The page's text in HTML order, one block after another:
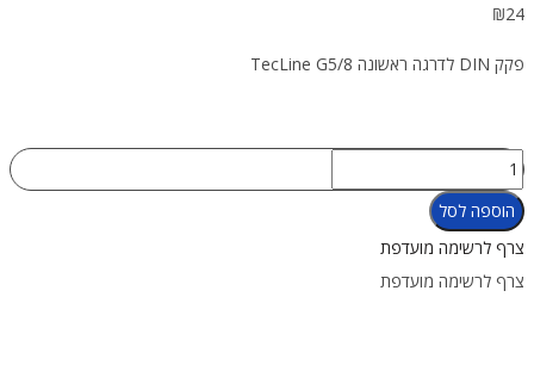
₪24
פקק DIN לדרגה ראשונה TecLine G5/8
כמות
של
פקק
DIN
לדרגה
הוספה לסל
צרף לרשימה מועדפת
צרף לרשימה מועדפת